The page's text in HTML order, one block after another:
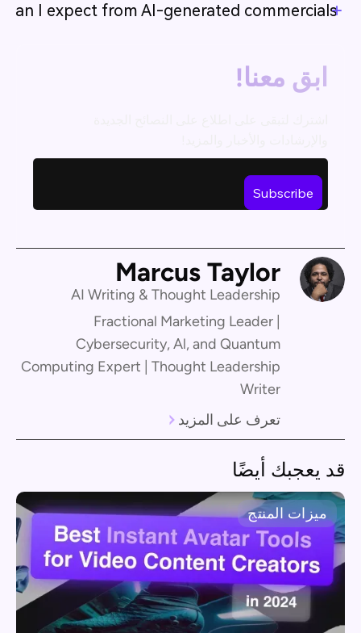
I expect from AI-generated commercials?
ابق معنا!
Marcus Taylor
AI Writing & Thought Leadership
Fractional Marketing Leader |
Cybersecurity, Al, and Quantum
Computing Expert | Thought Leadership
Writer
تعرف على المزيد
قد يعجبك أيضًا
ميزات المنتج